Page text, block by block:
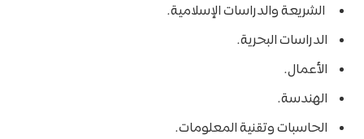
الشريعة والدراسات الإسلامية.
الدراسات البحرية.
الأعمال.
الهندسة.
الحاسبات وتقنية المعلومات.